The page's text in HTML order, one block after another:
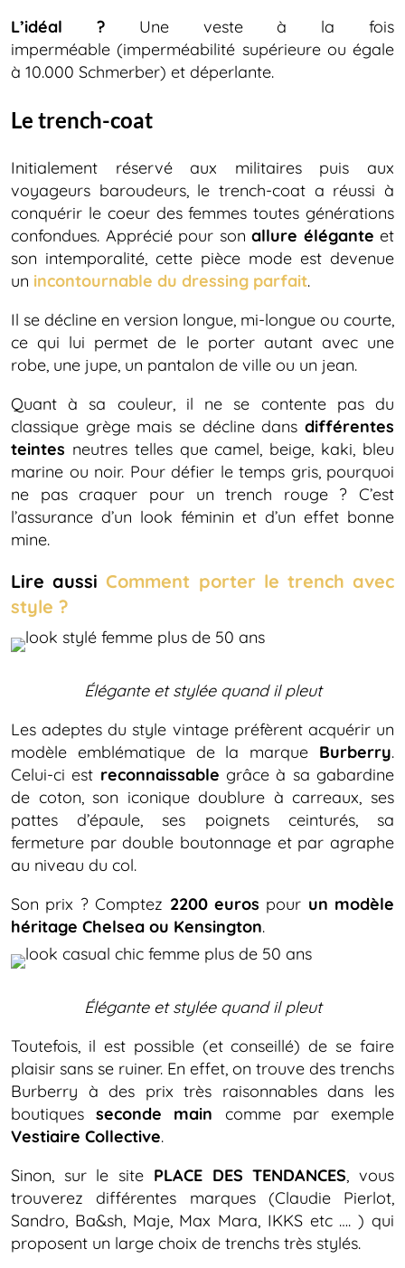
L’idéal ? Une veste à la fois
imperméable (imperméabilité supérieure ou égale
à 10.000 Schmerber) et déperlante.
Le trench-coat
Initialement réservé aux militaires puis aux
voyageurs baroudeurs, le trench-coat a réussi à
conquérir le coeur des femmes toutes générations
confondues. Apprécié pour son allure élégante et
son intemporalité, cette pièce mode est devenue
un incontournable du dressing parfait.
Il se décline en version longue, mi-longue ou courte,
ce qui lui permet de le porter autant avec une
robe, une jupe, un pantalon de ville ou un jean.
Quant à sa couleur, il ne se contente pas du
classique grège mais se décline dans différentes
teintes neutres telles que camel, beige, kaki, bleu
marine ou noir. Pour défier le temps gris, pourquoi
ne pas craquer pour un trench rouge ? C’est
l’assurance d’un look féminin et d’un effet bonne
mine.
Lire aussiComment porter le trench avec
style ?
Élégante et stylée quand il pleut
Les adeptes du style vintage préfèrent acquérir un
modèle emblématique de la marque Burberry.
Celui-ci est reconnaissable grâce à sa gabardine
de coton, son iconique doublure à carreaux, ses
pattes d’épaule, ses poignets ceinturés, sa
fermeture par double boutonnage et par agraphe
au niveau du col.
Son prix ? Comptez 2200 euros pour un modèle
héritage Chelsea ou Kensington.
Élégante et stylée quand il pleut
Toutefois, il est possible (et conseillé) de se faire
plaisir sans se ruiner. En effet, on trouve des trenchs
Burberry à des prix très raisonnables dans les
boutiquesseconde main comme par exemple
Vestiaire Collective.
Sinon, sur le site PLACE DES TENDANCES, vous
trouverez différentes marques (Claudie Pierlot,
Sandro, Ba&sh, Maje, Max Mara, IKKS etc …. ) qui
proposent un large choix de trenchs très stylés.